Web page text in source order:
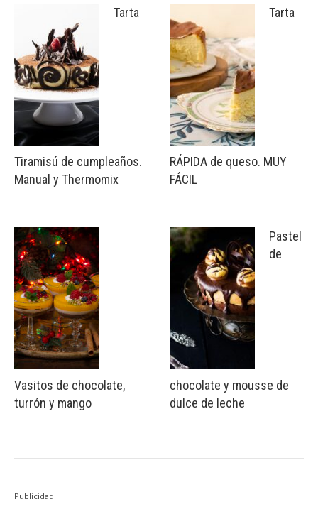
Tarta
Tiramisú de cumpleaños.
Manual y Thermomix
Vasitos de chocolate,
turrón y mango
Tarta
RÁPIDA de queso. MUY
FÁCIL
Pastel
de
chocolate y mousse de
dulce de leche
Publicidad